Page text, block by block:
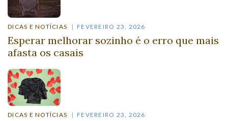
DICAS E NOTÍCIAS FEVEREIRO 23, 2026
Esperar melhorar sozinho é o erro que mais
afasta os casais
DICAS E NOTÍCIAS FEVEREIRO 23, 2026